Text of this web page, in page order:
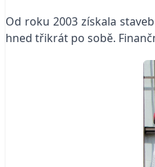
Od roku 2003 získala
hned třikrát po sobě.